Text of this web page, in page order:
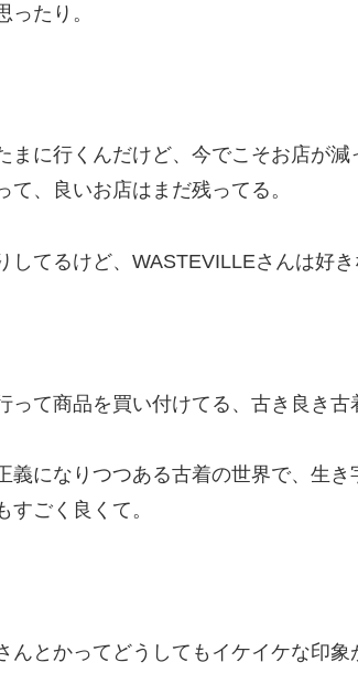
ったり。
まに行くんだけど、今でこそお店が
て、良いお店はまだ残ってる。
してるけど、WASTEVILLEさんは好き
って商品を買い付けてる、古き良き古
義になりつつある古着の世界で、生
ごく良くて。
んとかってどうしてもイケイケな印